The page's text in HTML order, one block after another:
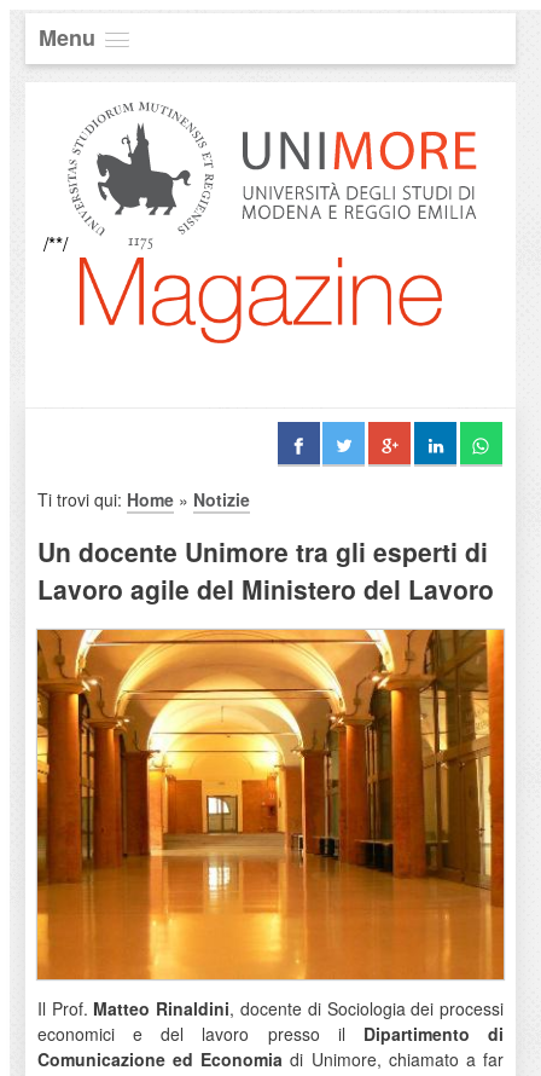
Menu
/**/
Ti trovi qui: Home» Notizie
Un docente Unimore tra gli esperti di
Lavoro agile del Ministero del Lavoro
Il Prof. Matteo Rinaldini, docente di Sociologia dei processi
economici e del lavoro presso il Dipartimento di
Comunicazione ed Economia di Unimore, chiamato a far